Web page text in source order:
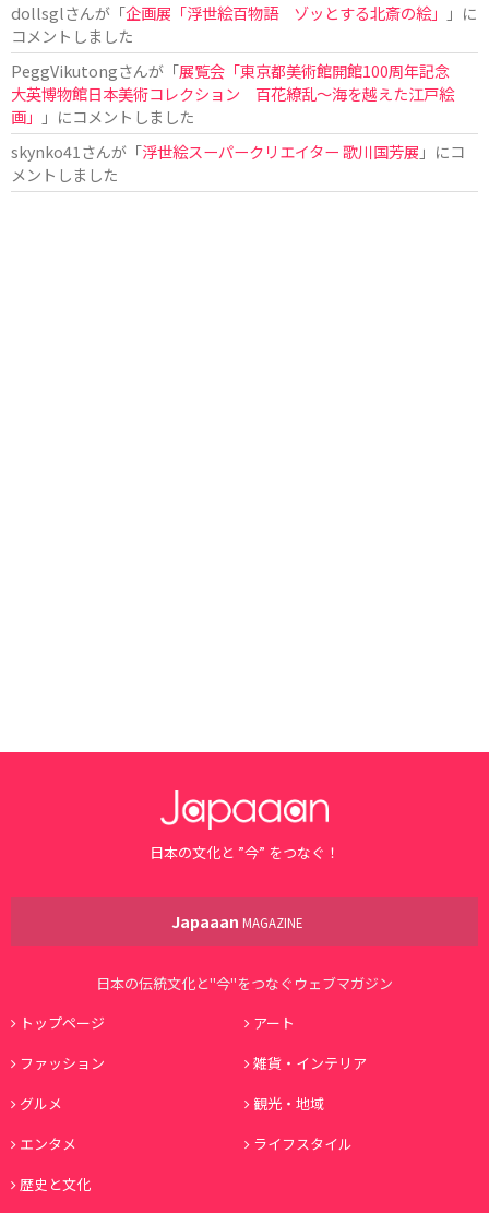
dollsglさんが「企画展「浮世絵百物語 ゾッとする北斎の絵」
」に
コメントしました
PeggVikutongさんが「展覧会「東京都美術館開館100周年記念
大英博物館日本美術コレクション 百花繚乱〜海を越えた江戸絵
画」
」にコメントしました
skynko41 さんが「浮世絵スーパークリエイター 歌川国芳展 」にコ
メントしました
日本の文化と ”今” をつなぐ！
Japaaan MAGAZINE
日本の伝統文化と"今"をつなぐウェブマガジン
トップページ
アート
ファッション
雑貨・インテリア
グルメ
観光・地域
エンタメ
ライフスタイル
歴史と文化